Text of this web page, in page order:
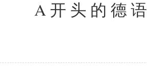
A开头的德语